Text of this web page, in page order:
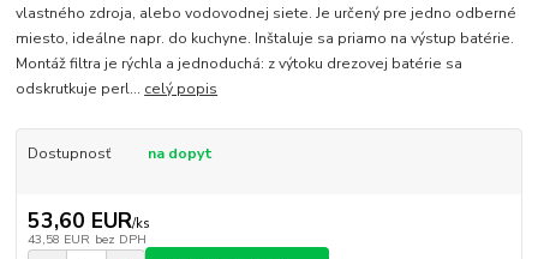
vlastného zdroja, alebo vodovodnej siete. Je určený pre jedno odberné
miesto, ideálne napr. do kuchyne. Inštaluje sa priamo na výstup batérie.
Montáž filtra je rýchla a jednoduchá: z výtoku drezovej batérie sa
odskrutkuje perl... celý popis
Dostupnosť na dopyt
53,60 EUR/ks
43,58 EUR bez DPH